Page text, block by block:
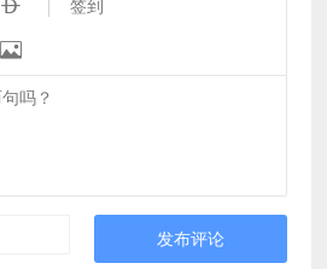
 签到

发布评论